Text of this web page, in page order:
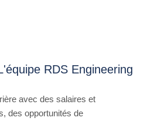
RDS Engineering
avec des salaires et
des opportunités de